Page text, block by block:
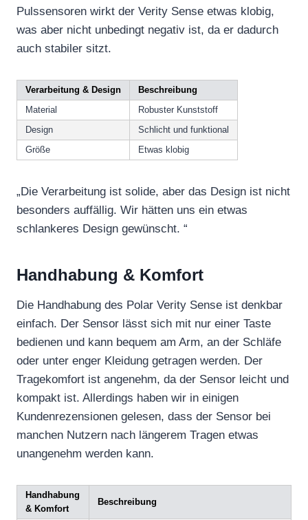
Pulssensoren wirkt der Verity Sense etwas klobig,
was aber nicht unbedingt negativ ist, da er dadurch
auch stabiler sitzt.
Verarbeitung & Design
Beschreibung
Material
Robuster Kunststoff
Design
Schlicht und funktional
Größe
Etwas klobig
„Die Verarbeitung ist solide, aber das Design ist nicht
besonders auffällig. Wir hätten uns ein etwas
schlankeres Design gewünscht. “
Handhabung & Komfort
Die Handhabung des Polar Verity Sense ist denkbar
einfach. Der Sensor lässt sich mit nur einer Taste
bedienen und kann bequem am Arm, an der Schläfe
oder unter enger Kleidung getragen werden. Der
Tragekomfort ist angenehm, da der Sensor leicht und
kompakt ist. Allerdings haben wir in einigen
Kundenrezensionen gelesen, dass der Sensor bei
manchen Nutzern nach längerem Tragen etwas
unangenehm werden kann.
Handhabung
& Komfort
Beschreibung